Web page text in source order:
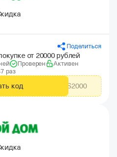
Поделиться
от 20000 рублей
Проверен
Активен
раз
код CITYADS2000